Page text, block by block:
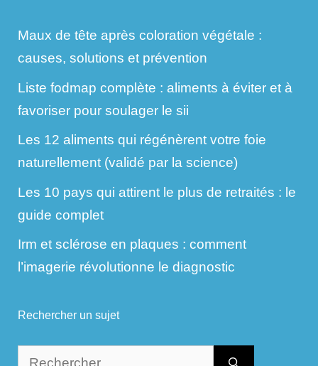
Maux de tête après coloration végétale :
causes, solutions et prévention
Liste fodmap complète : aliments à éviter et à
favoriser pour soulager le sii
Les 12 aliments qui régénèrent votre foie
naturellement (validé par la science)
Les 10 pays qui attirent le plus de retraités : le
guide complet
Irm et sclérose en plaques : comment
l’imagerie révolutionne le diagnostic
Rechercher un sujet
Rechercher :